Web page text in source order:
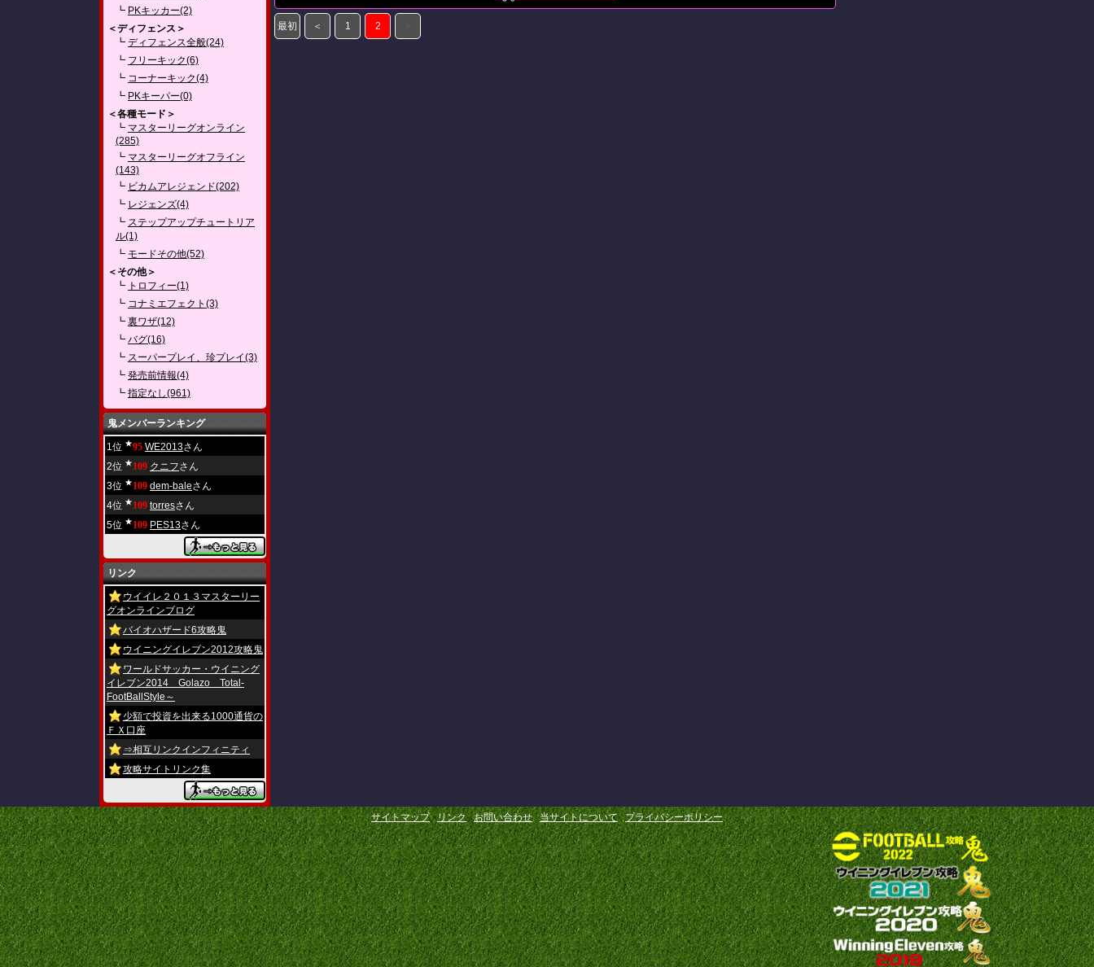
┗ PKキッカー(2)
＜ディフェンス＞
┗ ディフェンス全般(24)
┗ フリーキック(6)
┗ コーナーキック(4)
┗ PKキーパー(0)
＜各種モード＞
┗ マスターリーグオンライン
(285)
┗ マスターリーグオフライン
(143)
┗ ビカムアレジェンド(202)
┗ レジェンズ(4)
┗ ステップアップチュートリア
ル(1)
┗ モードその他(52)
＜その他＞
┗ トロフィー(1)
┗ コナミエフェクト(3)
┗ 裏ワザ(12)
┗ バグ(16)
┗ スーパープレイ、珍プレイ(3)
┗ 発売前情報(4)
┗ 指定なし(961)
鬼メンバーランキング
1位 ★95 WE2013さん
2位 ★109 クニフさん
3位 ★109 dem-baleさん
4位 ★109 torresさん
5位 ★109 PES13さん
リンク
ウイイレ２０１３マスターリー
グオンラインブログ
バイオハザード6攻略鬼
ウイニングイレブン2012攻略鬼
ワールドサッカー・ウイニング
イレブン2014 Golazo Total-
FootBallStyle～
少額で投資を出来る1000通貨の
ＦＸ口座
⇒相互リンクインフィニティ
攻略サイトリンク集
最初 ＜ 1 2
サイトマップ リンク お問い合わせ 当サイトについて プライバシーポリシー